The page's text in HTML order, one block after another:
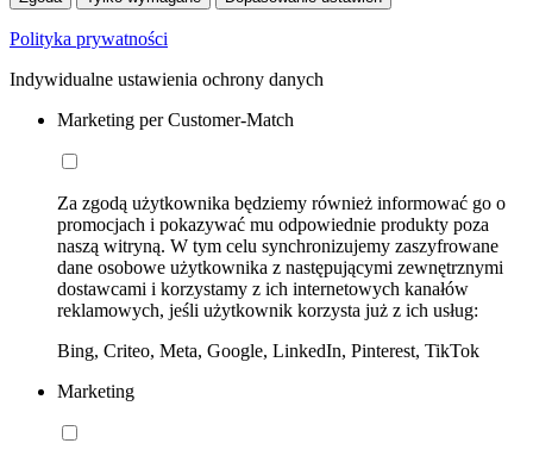
Polityka prywatności
Indywidualne ustawienia ochrony danych
Marketing per Customer-Match
Za zgodą użytkownika będziemy również informować go o
promocjach i pokazywać mu odpowiednie produkty poza
naszą witryną. W tym celu synchronizujemy zaszyfrowane
dane osobowe użytkownika z następującymi zewnętrznymi
dostawcami i korzystamy z ich internetowych kanałów
reklamowych, jeśli użytkownik korzysta już z ich usług:
Bing, Criteo, Meta, Google, LinkedIn, Pinterest, TikTok
Marketing